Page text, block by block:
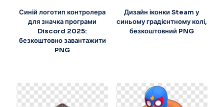
Синій логотип контролера
для значка програми
Discord 2025:
безкоштовно завантажити
PNG
Дизайн іконки Steam у
синьому градієнтному колі,
безкоштовний PNG